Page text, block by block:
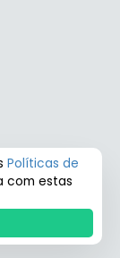
Políticas de
com estas